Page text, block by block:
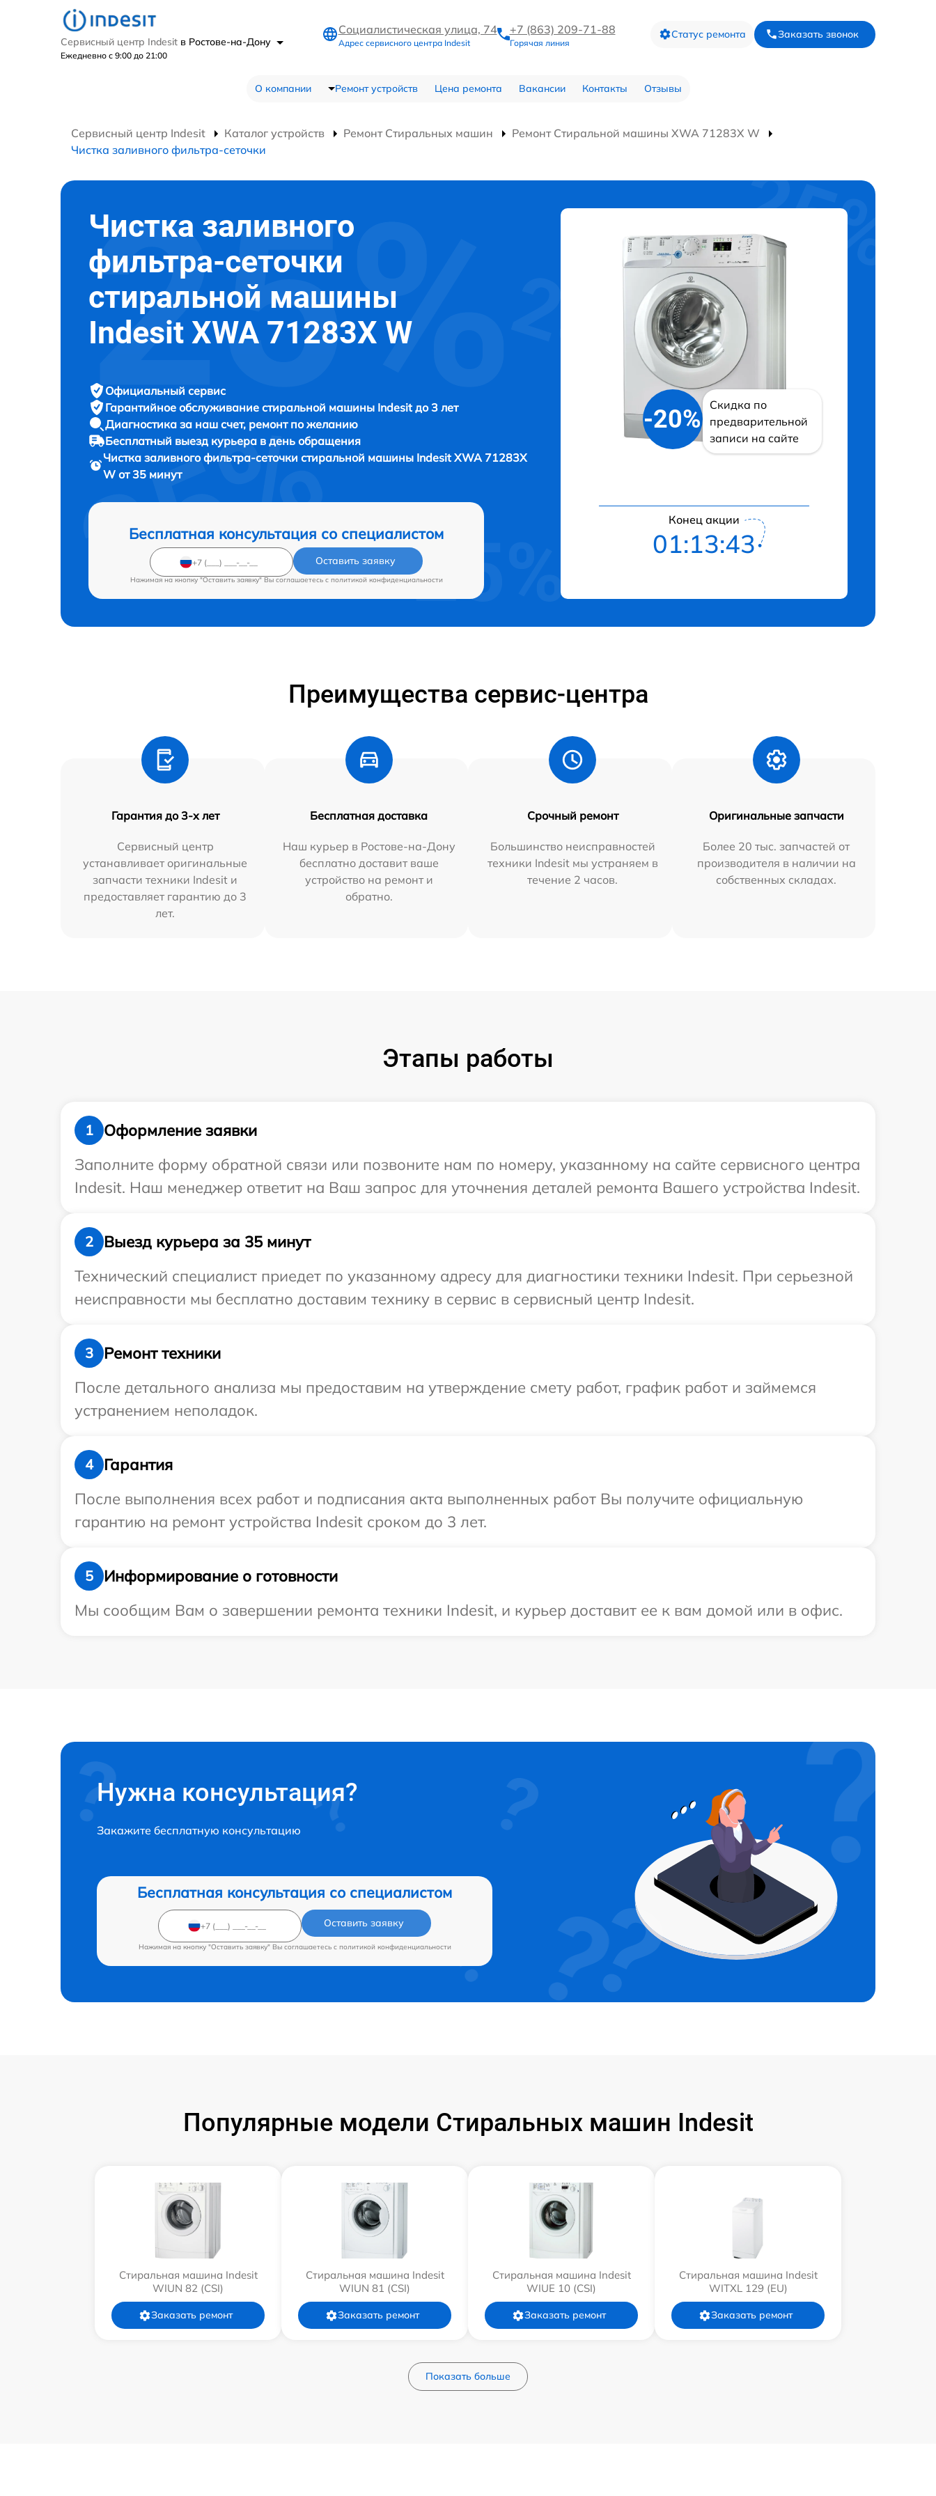
Сервисный центр Indesit в Ростове-на-Дону
Ежедневно с 9:00 до 21:00
Социалистическая улица, 74
Адрес сервисного центра Indesit
+7 (863) 209-71-88
Горячая линия
Статус ремонта Заказать звонок
О компании Ремонт устройств Цена ремонта Вакансии Контакты Отзывы
Сервисный центр Indesit Каталог устройств Ремонт Стиральных машин
Ремонт Стиральной машины XWA 71283X W
Чистка заливного фильтра-сеточки
Чистка заливного
фильтра-сеточки
стиральной машины
Indesit XWA 71283X W
Официальный сервис
Гарантийное обслуживание стиральной машины Indesit до 3 лет
Диагностика за наш счет, ремонт по желанию
Бесплатный выезд курьера в день обращения
Чистка заливного фильтра-сеточки стиральной машины Indesit XWA 71283X
W от 35 минут
Бесплатная консультация со специалистом
Оставить заявку
Нажимая на кнопку "Оставить заявку" Вы соглашаетесь c политикой конфиденциальности
-20%
Скидка по
предварительной
записи на сайте
Конец акции
01:13:42
Преимущества сервис-центра
Гарантия до 3-х лет
Сервисный центр
устанавливает оригинальные
запчасти техники Indesit и
предоставляет гарантию до 3
лет.
Бесплатная доставка
Наш курьер в Ростове-на-Дону
бесплатно доставит ваше
устройство на ремонт и
обратно.
Срочный ремонт
Большинство неисправностей
техники Indesit мы устраняем в
течение 2 часов.
Оригинальные запчасти
Более 20 тыс. запчастей от
производителя в наличии на
собственных складах.
Этапы работы
1
Оформление заявки
Заполните форму обратной связи или позвоните нам по номеру, указанному на сайте сервисного центра
Indesit. Наш менеджер ответит на Ваш запрос для уточнения деталей ремонта Вашего устройства Indesit.
2
Выезд курьера за 35 минут
Технический специалист приедет по указанному адресу для диагностики техники Indesit. При серьезной
неисправности мы бесплатно доставим технику в сервис в сервисный центр Indesit.
3
Ремонт техники
После детального анализа мы предоставим на утверждение смету работ, график работ и займемся
устранением неполадок.
4
Гарантия
После выполнения всех работ и подписания акта выполненных работ Вы получите официальную
гарантию на ремонт устройства Indesit сроком до 3 лет.
5
Информирование о готовности
Мы сообщим Вам о завершении ремонта техники Indesit, и курьер доставит ее к вам домой или в офис.
Нужна консультация?
Закажите бесплатную консультацию
Бесплатная консультация со специалистом
Оставить заявку
Нажимая на кнопку "Оставить заявку" Вы соглашаетесь c политикой конфиденциальности
Популярные модели Стиральных машин Indesit
Стиральная машина Indesit
WIUN 82 (CSI)
Заказать ремонт
Стиральная машина Indesit
WIUN 81 (CSI)
Заказать ремонт
Стиральная машина Indesit
WIUE 10 (CSI)
Заказать ремонт
Стиральная машина Indesit
WITXL 129 (EU)
Заказать ремонт
Показать больше